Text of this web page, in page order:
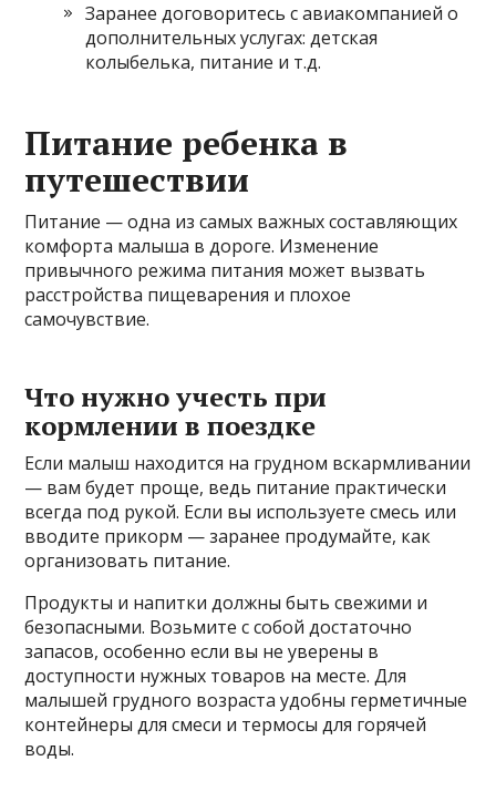
Заранее договоритесь с авиакомпанией о
дополнительных услугах: детская
колыбелька, питание и т.д.
Питание ребенка в
путешествии
Питание — одна из самых важных составляющих
комфорта малыша в дороге. Изменение
привычного режима питания может вызвать
расстройства пищеварения и плохое
самочувствие.
Что нужно учесть при
кормлении в поездке
Если малыш находится на грудном вскармливании
— вам будет проще, ведь питание практически
всегда под рукой. Если вы используете смесь или
вводите прикорм — заранее продумайте, как
организовать питание.
Продукты и напитки должны быть свежими и
безопасными. Возьмите с собой достаточно
запасов, особенно если вы не уверены в
доступности нужных товаров на месте. Для
малышей грудного возраста удобны герметичные
контейнеры для смеси и термосы для горячей
воды.